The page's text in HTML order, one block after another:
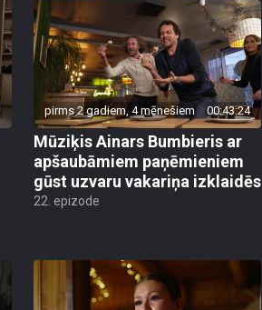
pirms 2 gadiem, 4 mēnešiem 00:43:24
Mūziķis Ainars Bumbieris ar
apšaubāmiem paņēmieniem
gūst uzvaru vakariņa izklaidēs
22. epizode